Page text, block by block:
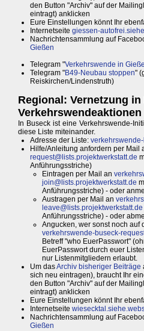
den Button "Archiv" auf der
eintragt) anklicken
Eure Einstellungen könnt Ihr
Internetseite giessen-
Nachrichtensammlung auf
Gießen
Telegram "Verkehrswende in
Telegram "B49-Neubau stoppen"
Reiskirchen/Lindenstruth)
Regional: Vernetzung in
Verkehrswendeaktionen
In Buseck ist eine Verkehrswende-
diese Liste miteinander.
Adresse der Liste:
Hilfe/Anleitung anfordern per Mail
request@lists.projektwerkstatt.de
Anführungsstriche)
Eintragen per Mail an
join@lists.projektwerkstatt.de
Anführungsstriche) - oder
Austragen per Mail an
leave@lists.projektwerkstatt.de
Anführungsstriche) - oder
Angucken, wer sonst noch auf
verkehrswende-buseck-
Betreff "who EuerPasswort"
EuerPasswort durch euer
nur Listenmitgliedern erlaubt.
Um dasArchiv bisheriger Beiträge
sich neu eintragen), braucht Ihr
den Button "Archiv" auf der
eintragt) anklicken
Eure Einstellungen könnt Ihr
Internetseite
Nachrichtensammlung auf
Gießen